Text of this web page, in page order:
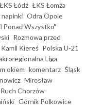
ŁKS Łódź ŁKS Łomża
napinki Odra Opole
Ponad Wszystko"
Rozmowa przed
Kamil Kiereś Polska U-21
Liga
okiem komentarz Śląsk
Mirosław
Ruch Chorzów
Górnik Polkowice